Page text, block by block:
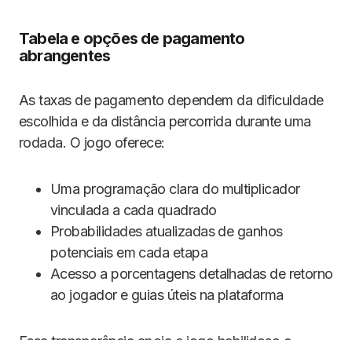
Tabela e opções de pagamento
abrangentes
As taxas de pagamento dependem da dificuldade
escolhida e da distância percorrida durante uma
rodada. O jogo oferece:
Uma programação clara do multiplicador
vinculada a cada quadrado
Probabilidades atualizadas de ganhos
potenciais em cada etapa
Acesso a porcentagens detalhadas de retorno
ao jogador e guias úteis na plataforma